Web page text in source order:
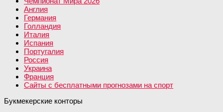
Англия
Германия
Голландия
Италия
Испания
Португалия
Россия
Украина
Франция
Сайты с бесплатными прогнозами на спорт
Букмекерские конторы